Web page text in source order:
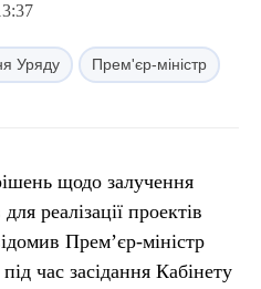
Уряду Прем'єр-міністр
щодо залучення
реалізації проектів
Прем’єр-міністр
час засідання Кабінету